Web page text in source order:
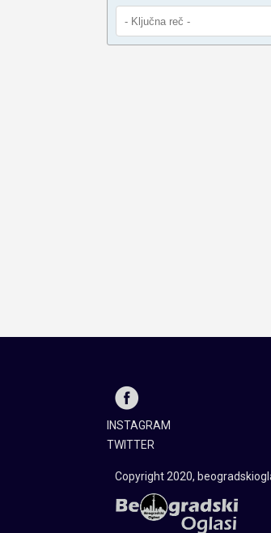
INSTAGRAM
TWITTER
Copyright 2020,